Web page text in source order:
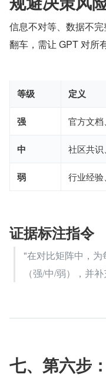
信息不对等、数据不
翻车，需让 GPT 对所
等级 定义
强 官方文
中 社区共
弱 行业经
证据标注指令
"在对比矩阵中，
（强/中/弱），并
七、第六步